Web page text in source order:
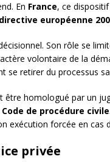
En France, ce
directive européenne
Son rôle se
volontaire de la
se retirer du processus
être homologué par un
Code de procédure civile
exécution forcée en cas
privée